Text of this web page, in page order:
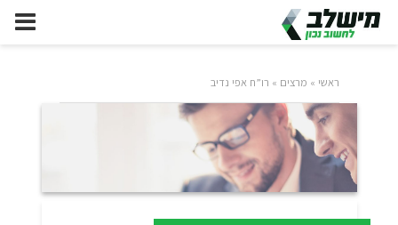
ראשי » מרצים » רו”ח אפי נדיב